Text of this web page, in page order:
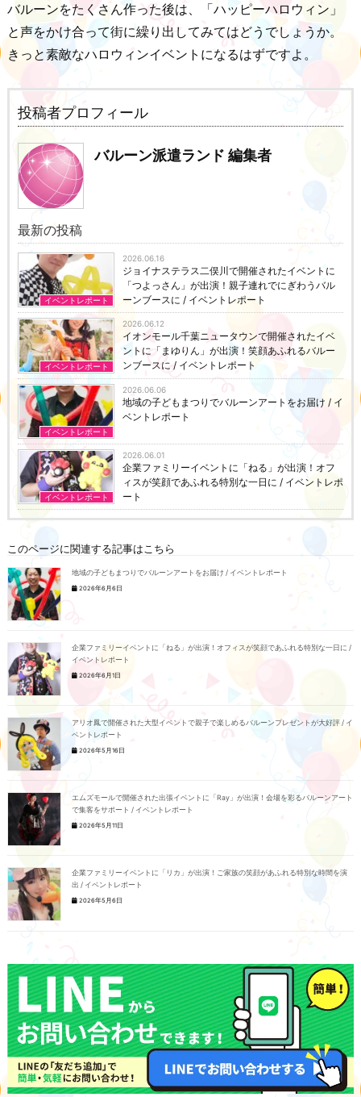
バルーンをたくさん作った後は、「ハッピーハロウィン」
と声をかけ合って街に繰り出してみてはどうでしょうか。
きっと素敵なハロウィンイベントになるはずですよ。
投稿者プロフィール
バルーン派遣ランド 編集者
最新の投稿
イベントレポート
2026.06.16
ジョイナステラス二俣川で開催されたイベントに
「つよっさん」が出演！親子連れでにぎわうバル
ーンブースに / イベントレポート
イベントレポート
2026.06.12
イオンモール千葉ニュータウンで開催されたイベ
ントに「まゆりん」が出演！笑顔あふれるバルー
ンブースに / イベントレポート
イベントレポート
2026.06.06
地域の子どもまつりでバルーンアートをお届け / イ
ベントレポート
イベントレポート
2026.06.01
企業ファミリーイベントに「ねる」が出演！オフ
ィスが笑顔であふれる特別な一日に / イベントレポ
ート
このページに関連する記事はこちら
地域の子どもまつりでバルーンアートをお届け / イベントレポート
2026年6月6日
企業ファミリーイベントに「ねる」が出演！オフィスが笑顔であふれる特別な一日に /
イベントレポート
2026年6月1日
アリオ鳳で開催された大型イベントで親子で楽しめるバルーンプレゼントが大好評 / イ
ベントレポート
2026年5月16日
エムズモールで開催された出張イベントに「Ray」が出演！会場を彩るバルーンアート
で集客をサポート / イベントレポート
2026年5月11日
企業ファミリーイベントに「リカ」が出演！ご家族の笑顔があふれる特別な時間を演
出 / イベントレポート
2026年5月6日